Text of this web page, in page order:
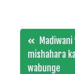
Post
mishahara
wabunge